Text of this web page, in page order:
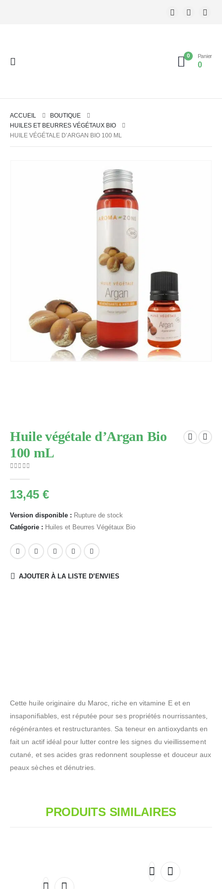
0 Panier
0
ACCUEIL
BOUTIQUE
HUILES ET BEURRES VÉGÉTAUX BIO
HUILE VÉGÉTALE D’ARGAN BIO 100 ML
Huile végétale d’Argan Bio
100 mL
13,45 €
Version disponible : Rupture de stock
Catégorie : Huiles et Beurres Végétaux Bio
AJOUTER À LA LISTE D’ENVIES
Cette huile originaire du Maroc, riche en vitamine E et en
insaponifiables, est réputée pour ses propriétés nourrissantes,
régénérantes et restructurantes. Sa teneur en antioxydants en
fait un actif idéal pour lutter contre les signes du vieillissement
cutané, et ses acides gras redonnent souplesse et douceur aux
peaux sèches et dénutries.
PRODUITS SIMILAIRES
Ce
Ce
produit